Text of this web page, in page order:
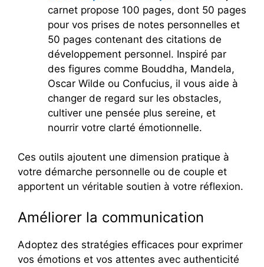
carnet propose 100 pages, dont 50 pages
pour vos prises de notes personnelles et
50 pages contenant des citations de
développement personnel. Inspiré par
des figures comme Bouddha, Mandela,
Oscar Wilde ou Confucius, il vous aide à
changer de regard sur les obstacles,
cultiver une pensée plus sereine, et
nourrir votre clarté émotionnelle.
Ces outils ajoutent une dimension pratique à
votre démarche personnelle ou de couple et
apportent un véritable soutien à votre réflexion.
Améliorer la communication
Adoptez des stratégies efficaces pour exprimer
vos émotions et vos attentes avec authenticité